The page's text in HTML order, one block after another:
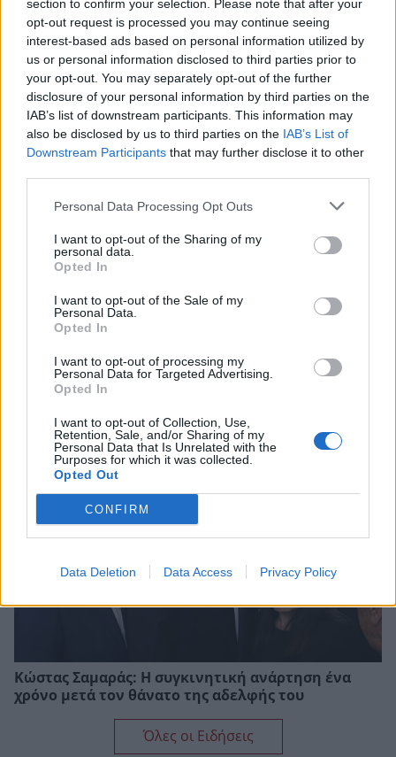
section to confirm your selection. Please note that after your
opt-out request is processed you may continue seeing
interest-based ads based on personal information utilized by
us or personal information disclosed to third parties prior to
your opt-out. You may separately opt-out of the further
disclosure of your personal information by third parties on the
IAB’s list of downstream participants. This information may
also be disclosed by us to third parties on the IAB’s List of
Downstream Participants that may further disclose it to other
Personal Data Processing Opt Outs
I want to opt-out of the Sharing of my
personal data.
Opted In
I want to opt-out of the Sale of my
Personal Data.
Opted In
I want to opt-out of processing my
Personal Data for Targeted Advertising.
Opted In
I want to opt-out of Collection, Use,
Retention, Sale, and/or Sharing of my
Personal Data that Is Unrelated with the
Purposes for which it was collected.
Opted Out
CONFIRM
Data Deletion Data Access Privacy Policy
Χρήστος Κούγιας: Αυστηρή ανακοίνωση μετά τα
δημοσιεύματα για την προσωπική του ζωή –
«Κάθε μελλοντικό δημοσίευμα θα
αντιμετωπίζεται άμεσα με κάθε νόμιμο μέσο»
Αυτά είναι τα 3 ζώδια που θα δουν τα οικονομικά
τους να αλλάζουν προς το καλύτερο τον Αύγουστο
Κώστας Σαμαράς: Η συγκινητική ανάρτηση ένα
χρόνο μετά τον θάνατο της αδελφής του
Όλες οι Ειδήσεις